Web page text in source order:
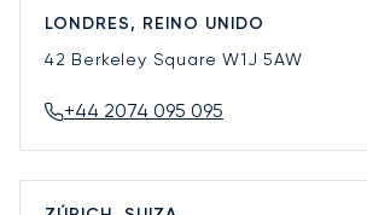
LONDRES, REINO UNIDO
42 Berkeley SquareW1J 5AW
+44 2074 095 095